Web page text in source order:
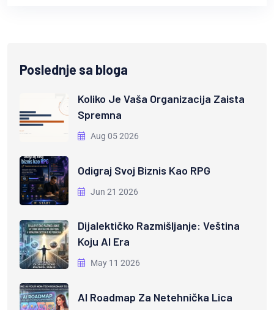
Poslednje sa bloga
Koliko Je Vaša Organizacija Zaista
Spremna
Aug 05 2026
Odigraj Svoj Biznis Kao RPG
Jun 21 2026
Dijalektičko Razmišljanje: Veština
Koju AI Era
May 11 2026
AI Roadmap Za Netehnička Lica